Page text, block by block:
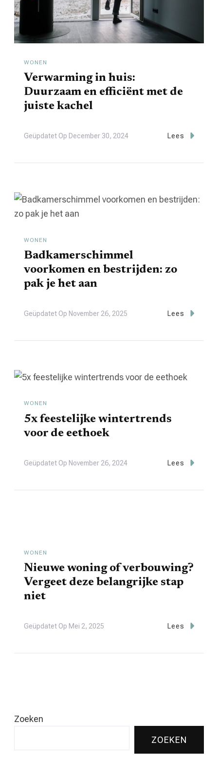
WONEN
Verwarming in huis:
Duurzaam en efficiënt met de
juiste kachel
Geüpdatet Op December 30, 2024 Lees
WONEN
Badkamerschimmel
voorkomen en bestrijden: zo
pak je het aan
Geüpdatet Op November 26, 2025 Lees
WONEN
5x feestelijke wintertrends
voor de eethoek
Geüpdatet Op November 26, 2024 Lees
WONEN
Nieuwe woning of verbouwing?
Vergeet deze belangrijke stap
niet
Geüpdatet Op Mei 2, 2025 Lees
Zoeken
ZOEKEN